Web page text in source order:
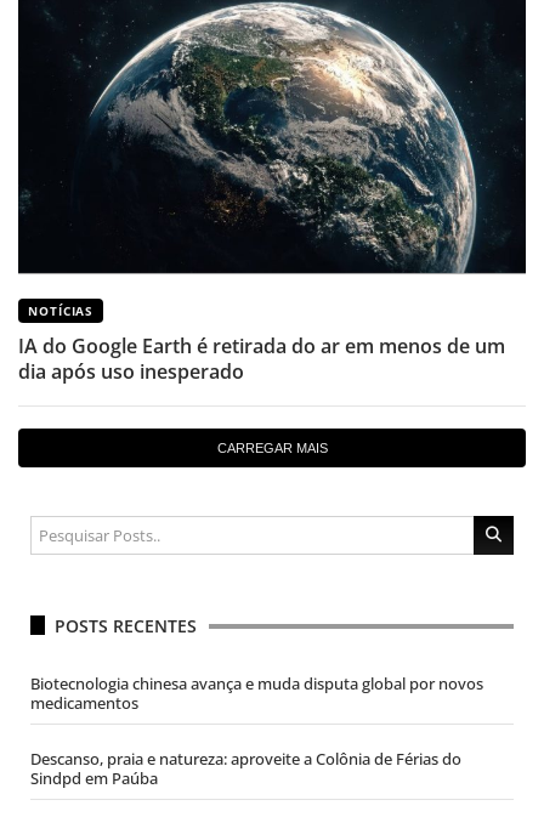
NOTÍCIAS
IA do Google Earth é retirada do ar em menos de um
dia após uso inesperado
CARREGAR MAIS
POSTS RECENTES
Biotecnologia chinesa avança e muda disputa global por novos
medicamentos
Descanso, praia e natureza: aproveite a Colônia de Férias do
Sindpd em Paúba